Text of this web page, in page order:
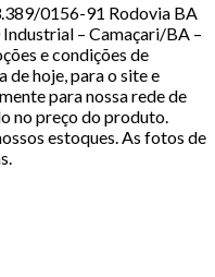
0156-91 Rodovia BA
– Camaçari/BA –
e condições de
de hoje, para o site e
para nossa rede de
no preço do produto.
estoques. As fotos de